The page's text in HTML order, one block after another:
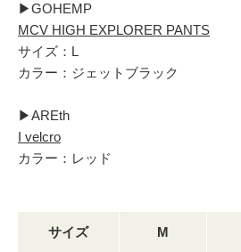
▶︎GOHEMP
MCV HIGH EXPLORER PANTS
サイズ：L
カラー：ジェットブラック
▶︎AREth
I velcro
カラー：レッド
サイズ M